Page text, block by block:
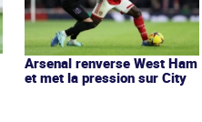
Arsenal renverse West Ham
et met la pression sur City